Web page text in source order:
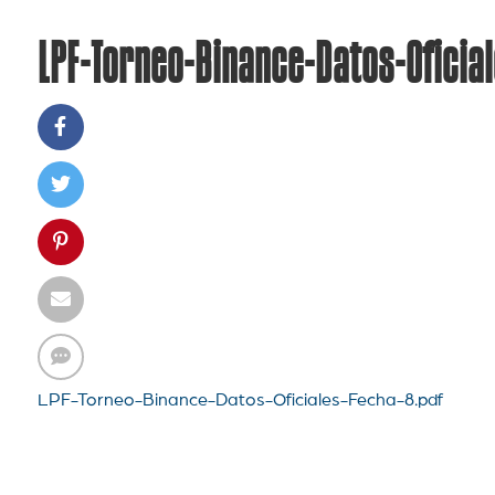
LPF-Torneo-Binance-Datos-
LPF-Torneo-Binance-Datos-Oficiales-Fecha-8.pdf